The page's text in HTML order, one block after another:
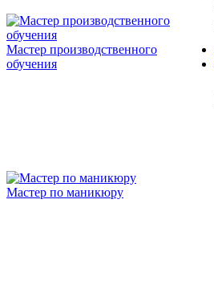
Мастер производственного
обучения
Мастер по маникюру